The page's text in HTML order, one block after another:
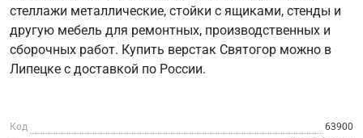
стеллажи металлические, стойки с ящиками, стенды и
другую мебель для ремонтных, производственных и
сборочных работ. Купить верстак Святогор можно в
Липецке с доставкой по России.
Код
63900